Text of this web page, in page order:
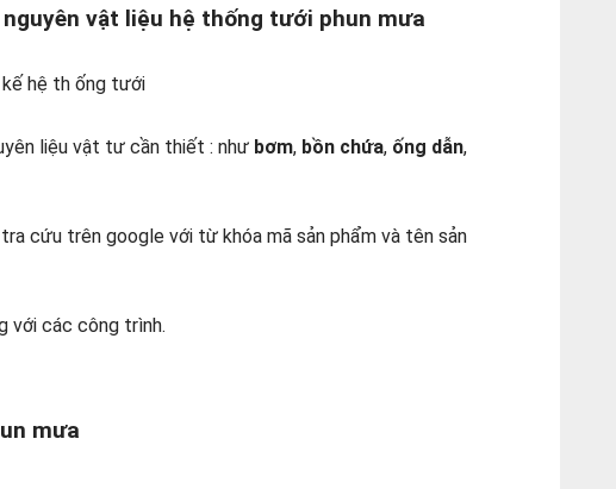
vật liệu hệ thống tưới phun mưa
hệ th ống tưới
liệu vật tư cần thiết : như bơm, bồn chứa, ống dẫn,
cứu trên google với từ khóa mã sản phẩm và tên sản
với các công trình.
mưa